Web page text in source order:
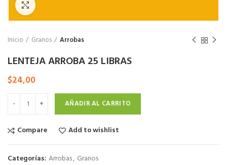
Inicio Granos Arrobas
LENTEJA ARROBA 25 LIBRAS
$24,00
AÑADIR AL CARRITO
Compare Add to wishlist
Categorías: Arrobas, Granos